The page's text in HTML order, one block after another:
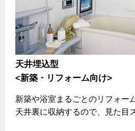
天井埋込型
<新築・リフォーム向け>
新築や浴室まるごとのリフォー
天井裏に収納するので、見た目